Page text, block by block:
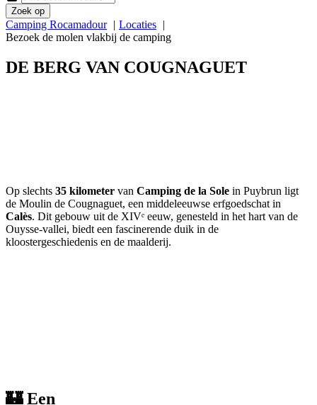
Zoek op
Camping Rocamadour
Locaties
Bezoek de molen vlakbij de camping
DE BERG VAN COUGNAGUET
Op slechts 35 kilometer van Camping de la Sole in Puybrun ligt
de Moulin de Cougnaguet, een middeleeuwse erfgoedschat in
Calès. Dit gebouw uit de XIVᵉ eeuw, genesteld in het hart van de
Ouysse-vallei, biedt een fascinerende duik in de
kloostergeschiedenis en de maalderij.
🏰 Een